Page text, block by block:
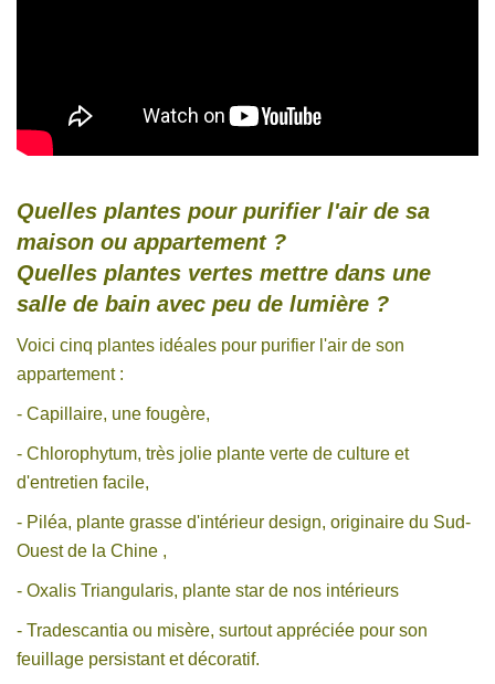
Quelles plantes pour purifier l'air de sa
maison ou appartement ?
Quelles plantes vertes mettre dans une
salle de bain avec peu de lumière ?
Voici cinq plantes idéales pour purifier l'air de son
appartement :
- Capillaire, une fougère,
- Chlorophytum, très jolie plante verte de culture et
d'entretien facile,
- Piléa, plante grasse d'intérieur design, originaire du Sud-
Ouest de la Chine ,
- Oxalis Triangularis, plante star de nos intérieurs
- Tradescantia ou misère, surtout appréciée pour son
feuillage persistant et décoratif.